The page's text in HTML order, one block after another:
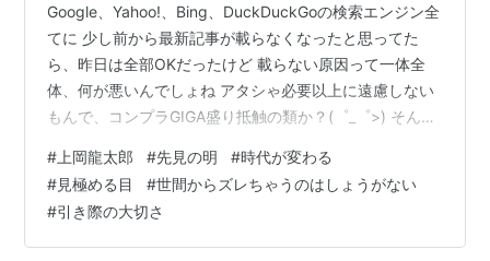
Google、Yahoo!、Bing、DuckDuckGoの検索エンジン全
てに 少し前から最新記事が載らなくなったと思ってた
ら、昨日は全部OKだったけど 載らない原因って一体全
体、何が悪いんでしょね アタシゃ必要以上に遠慮しない
もんで、コンプラGIGA盛り抵触の類か？(゜_゜>) そんな
へ - YouTube 言われてみれば、Z世代以降やα世代といっ
た2026年現在30歳以下はリアタイで知らん罠
# 上岡龍太郎 #先見の明 #時代が変わる
#見極める目 #世間からズレちゃうのはしょうがない
#引き際の大切さ